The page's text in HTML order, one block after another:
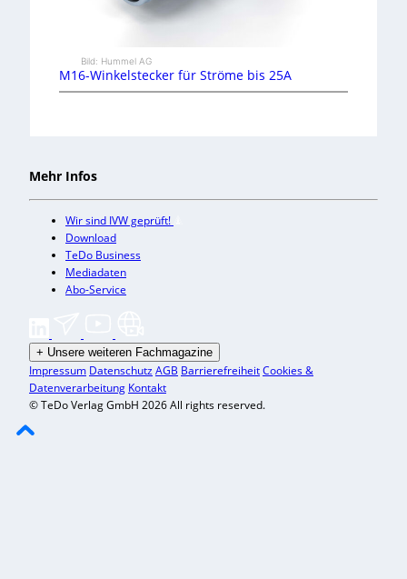
Bild: Hummel AG
M16-Winkelstecker für Ströme bis 25A
Mehr Infos
Wir sind IVW geprüft!
Download
TeDo Business
Mediadaten
Abo-Service
+ Unsere weiteren Fachmagazine
Impressum DatenschutzAGB BarrierefreiheitCookies &
Datenverarbeitung Kontakt
© TeDo Verlag GmbH 2026 All rights reserved.